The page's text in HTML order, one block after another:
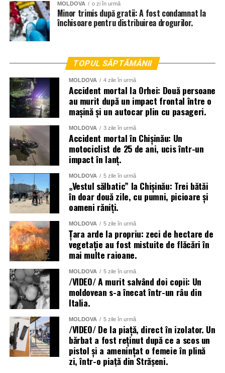
MOLDOVA o zi în urmă
Minor trimis după gratii: A fost condamnat la
închisoare pentru distribuirea drogurilor.
TOPUL SĂPTĂMÂNII
MOLDOVA 4 zile în urmă
Accident mortal la Orhei: Două persoane
au murit după un impact frontal între o
mașină și un autocar plin cu pasageri.
MOLDOVA 3 zile în urmă
Accident mortal în Chișinău: Un
motociclist de 25 de ani, ucis într-un
impact în lanț.
MOLDOVA 5 zile în urmă
„Vestul sălbatic” la Chișinău: Trei bătăi
în doar două zile, cu pumni, picioare și
oameni răniți.
MOLDOVA 5 zile în urmă
Țara arde la propriu: zeci de hectare de
vegetație au fost mistuite de flăcări în
mai multe raioane.
MOLDOVA 5 zile în urmă
/VIDEO/ A murit salvând doi copii: Un
moldovean s-a înecat într-un râu din
Italia.
MOLDOVA 5 zile în urmă
/VIDEO/ De la piață, direct în izolator. Un
bărbat a fost reținut după ce a scos un
pistol și a amenințat o femeie în plină
zi, într-o piață din Strășeni.